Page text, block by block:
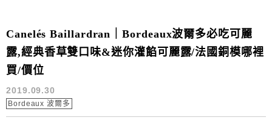
Canelés Baillardran｜Bordeaux波爾多必吃可麗
露,經典香草雙口味&迷你灌餡可麗露/法國銅模哪裡
買/價位
2019.09.30
Bordeaux 波爾多